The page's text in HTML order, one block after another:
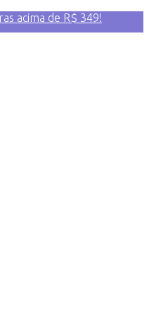
acima de R$ 349!
com o Cupom: